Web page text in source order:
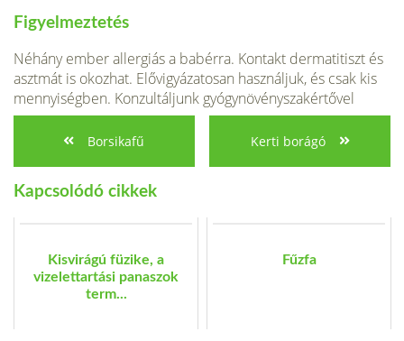
Figyelmeztetés
Néhány ember allergiás a ba­bérra. Kontakt dermatitiszt és
asztmát is okozhat. Elővigyá­zatosan használjuk, és csak kis
mennyiségben. Konzultáljunk gyógynövényszakértővel
Borsikafű Kerti borágó
Kapcsolódó cikkek
Kisvirágú füzike, a
vizelettartási panaszok
term...
Fűzfa